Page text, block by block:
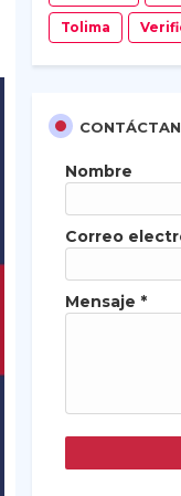
Tolima
Nombre
Correo
Mensaje *